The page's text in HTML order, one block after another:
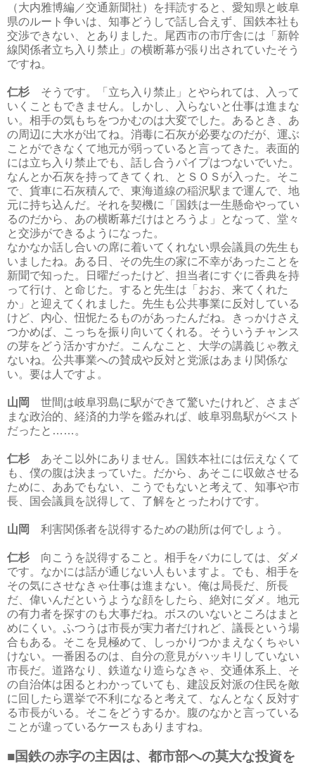
（大内雅博編／交通新聞社）を拝読すると、愛知県と岐阜
県のルート争いは、知事どうしで話し合えず、国鉄本社も
交渉できない、とありました。尾西市の市庁舎には「新幹
線関係者立ち入り禁止」の横断幕が張り出されていたそう
ですね。
仁杉 そうです。「立ち入り禁止」とやられては、入って
いくこともできません。しかし、入らないと仕事は進まな
い。相手の気もちをつかむのは大変でした。あるとき、あ
の周辺に大水が出てね。消毒に石灰が必要なのだが、運ぶ
ことができなくて地元が弱っていると言ってきた。表面的
には立ち入り禁止でも、話し合うパイプはつないでいた。
なんとか石灰を持ってきてくれ、とＳＯＳが入った。そこ
で、貨車に石灰積んで、東海道線の稲沢駅まで運んで、地
元に持ち込んだ。それを契機に「国鉄は一生懸命やってい
るのだから、あの横断幕だけはとろうよ」となって、堂々
と交渉ができるようになった。
なかなか話し合いの席に着いてくれない県会議員の先生も
いましたね。ある日、その先生の家に不幸があったことを
新聞で知った。日曜だったけど、担当者にすぐに香典を持
って行け、と命じた。すると先生は「おお、来てくれた
か」と迎えてくれました。先生も公共事業に反対している
けど、内心、忸怩たるものがあったんだね。きっかけさえ
つかめば、こっちを振り向いてくれる。そういうチャンス
の芽をどう活かすかだ。こんなこと、大学の講義じゃ教え
ないね。公共事業への賛成や反対と党派はあまり関係な
い。要は人ですよ。
山岡
世間は岐阜羽島に駅ができて驚いたけれど、さまざ
まな政治的、経済的力学を鑑みれば、岐阜羽島駅がベスト
だったと……。
仁杉 あそこ以外にありません。国鉄本社には伝えなくて
も、僕の腹は決まっていた。だから、あそこに収斂させる
ために、ああでもない、こうでもないと考えて、知事や市
長、国会議員を説得して、了解をとったわけです。
山岡 利害関係者を説得するための勘所は何でしょう。
仁杉 向こうを説得すること。相手をバカにしては、ダメ
です。なかには話が通じない人もいますよ。でも、相手を
その気にさせなきゃ仕事は進まない。俺は局長だ、所長
だ、偉いんだというような顔をしたら、絶対にダメ。地元
の有力者を探すのも大事だね。ボスのいないところはまと
めにくい。ふつうは市長が実力者だけれど、議長という場
合もある。そこを見極めて、しっかりつかまえなくちゃい
けない。一番困るのは、自分の意見がハッキリしていない
市長だ。道路なり、鉄道なり造らなきゃ、交通体系上、そ
の自治体は困るとわかっていても、建設反対派の住民を敵
に回したら選挙で不利になると考えて、なんとなく反対す
る市長がいる。そこをどうするか。腹のなかと言っている
ことが違っているケースもありますね。
■国鉄の赤字の主因は、都市部への莫大な投資を